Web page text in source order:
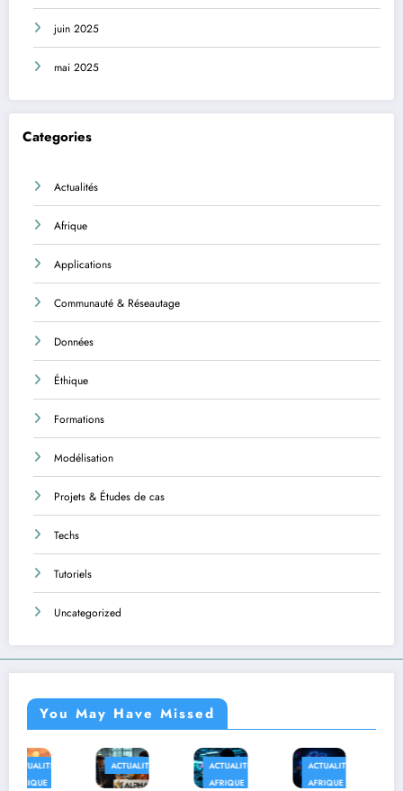
juin 2025
mai 2025
Categories
Actualités
Afrique
Applications
Communauté & Réseautage
Données
Éthique
Formations
Modélisation
Projets & Études de cas
Techs
Tutoriels
Uncategorized
You May Have Missed
ACTUALITÉS
ACTUALITÉS
AFRIQUE
ACTUALITÉS
AFRIQUE
AFRIQUE
TECHS